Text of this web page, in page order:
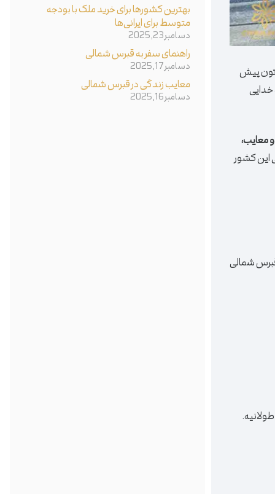
پیش
خدایی
و معایب،
این کشور
شمالی
بهترین کشورها برای خرید ملک با بودجه
متوسط برای ایرانی‌ها
دسامبر 23, 2025
راهنمای سفر به قبرس شمالی
دسامبر 17, 2025
معایب زندگی در قبرس شمالی
دسامبر 16, 2025